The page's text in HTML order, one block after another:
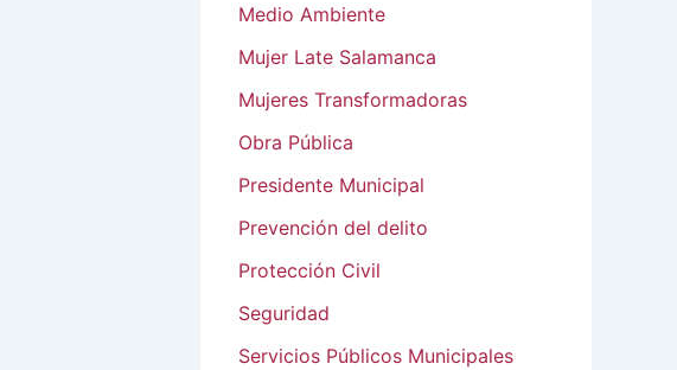
Medio Ambiente
Mujer Late Salamanca
Mujeres Transformadoras
Obra Pública
Presidente Municipal
Prevención del delito
Protección Civil
Seguridad
Servicios Públicos Municipales